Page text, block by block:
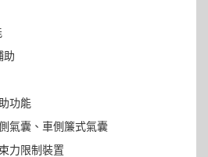
助
功能
氣囊、車側簾式氣囊
力限制裝置